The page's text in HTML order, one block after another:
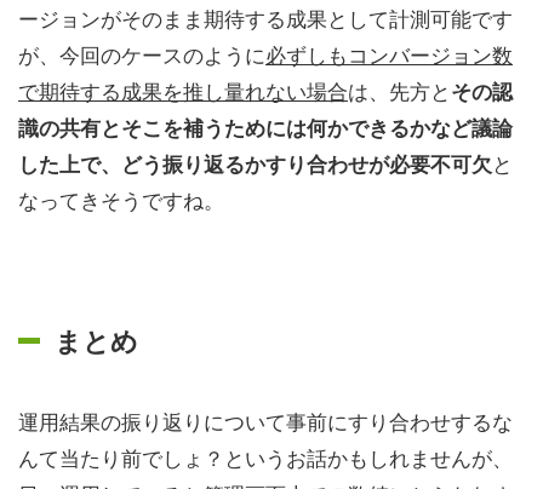
ージョンがそのまま期待する成果として計測可能です
が、今回のケースのように必ずしもコンバージョン数
で期待する成果を推し量れない場合は、先方とその認
識の共有とそこを補うためには何かできるかなど議論
した上で、どう振り返るかすり合わせが必要不可欠と
なってきそうですね。
まとめ
運用結果の振り返りについて事前にすり合わせするな
んて当たり前でしょ？というお話かもしれませんが、